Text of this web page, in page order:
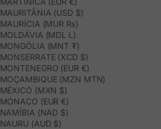
MAURITÂNIA (USD $)
MAURÍCIA (MUR ₨)
MOLDÁVIA (MDL L)
MONGÓLIA (MNT ₮)
MONSERRATE (XCD $)
MONTENEGRO (EUR €)
MOÇAMBIQUE (MZN MTN)
MÉXICO (MXN $)
MÓNACO (EUR €)
NAMÍBIA (NAD $)
NAURU (AUD $)